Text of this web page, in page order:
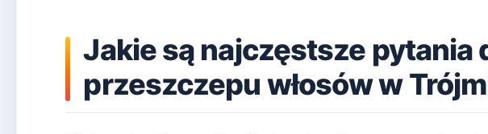
Jakie są najczęstsze pytania
przeszczepu włosów w